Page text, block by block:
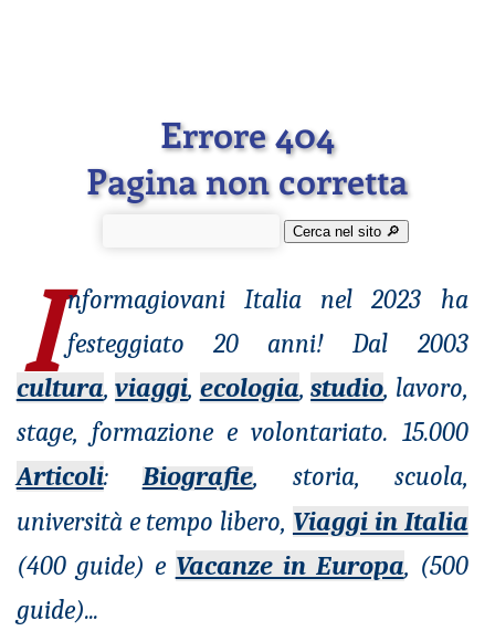
Errore 404
Pagina non corretta
Cerca nel sito 🔎︎
I nformagiovaniItalia nel 2023 ha
festeggiato 20 anni! Dal 2003
cultura,viaggi, ecologia,studio, lavoro,
stage, formazione e volontariato. 15.000
Articoli: Biografie, storia, scuola,
università e tempo libero, Viaggi in Italia
(400 guide) e Vacanze in Europa, (500
guide)...